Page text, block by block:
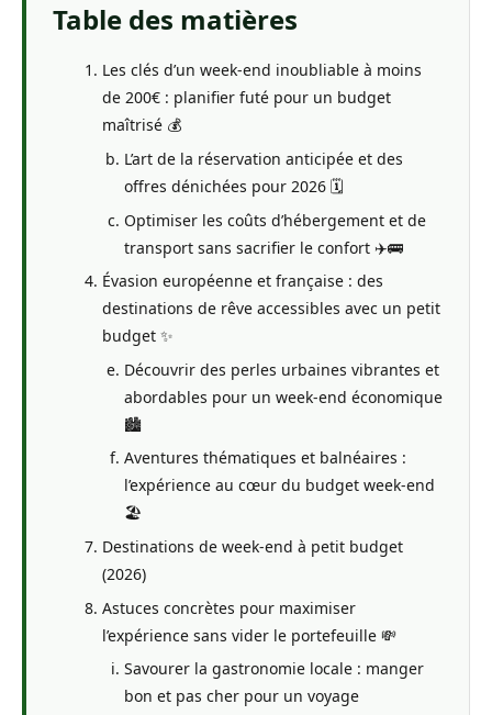
Table des matières
Les clés d’un week-end inoubliable à moins
de 200€ : planifier futé pour un budget
maîtrisé 💰
L’art de la réservation anticipée et des
offres dénichées pour 2026 🗓️
Optimiser les coûts d’hébergement et de
transport sans sacrifier le confort ✈️🚌
Évasion européenne et française : des
destinations de rêve accessibles avec un petit
budget ✨
Découvrir des perles urbaines vibrantes et
abordables pour un week-end économique
🏙️
Aventures thématiques et balnéaires :
l’expérience au cœur du budget week-end
🏖️
Destinations de week-end à petit budget
(2026)
Astuces concrètes pour maximiser
l’expérience sans vider le portefeuille 💸
Savourer la gastronomie locale : manger
bon et pas cher pour un voyage